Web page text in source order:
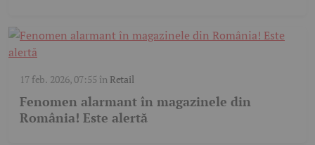
17 feb. 2026, 07:55 în Retail
Fenomen alarmant în magazinele din
România! Este alertă